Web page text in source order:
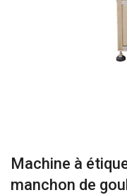
Machine à
manchon de